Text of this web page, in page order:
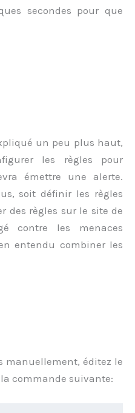
secondes pour que
un peu plus haut,
les règles pour
émettre une alerte.
soit définir les règles
des règles sur le site de
contre les menaces
entendu combiner les
manuellement, éditez le
commande suivante: